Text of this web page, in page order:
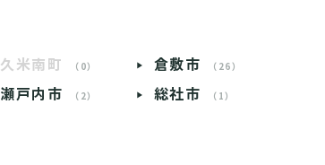
久米南町 （0） 倉敷市 （26）
瀬戸内市 （2） 総社市 （1）